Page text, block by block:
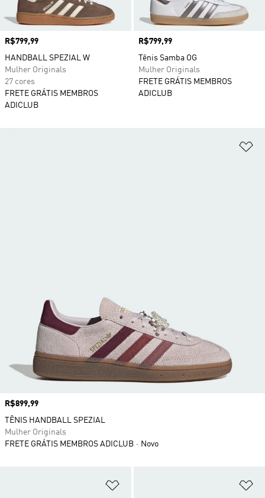
Preço
R$799,99
HANDBALL SPEZIAL W
Mulher Originals
27 cores
FRETE GRÁTIS MEMBROS
ADICLUB
Preço
R$799,99
Tênis Samba OG
Mulher Originals
FRETE GRÁTIS MEMBROS
ADICLUB
Preço
R$899,99
TÊNIS HANDBALL SPEZIAL
Mulher Originals
FRETE GRÁTIS MEMBROS ADICLUB
Novo